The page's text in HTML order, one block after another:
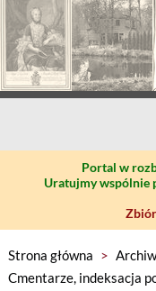
Portal w
Uratujmy wspólnie
Strona główna >
Cmentarze, indeksacja